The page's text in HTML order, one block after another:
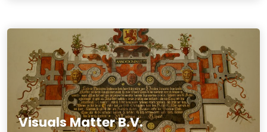
Visuals Matter B.V.